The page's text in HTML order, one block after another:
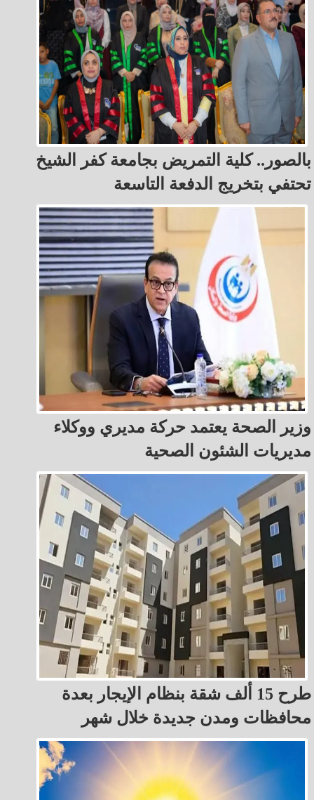
بالصور.. كلية التمريض بجامعة كفر الشيخ
تحتفي بتخريج الدفعة التاسعة
وزير الصحة يعتمد حركة مديري ووكلاء
مديريات الشئون الصحية
طرح 15 ألف شقة بنظام الإيجار بعدة
محافظات ومدن جديدة خلال شهر